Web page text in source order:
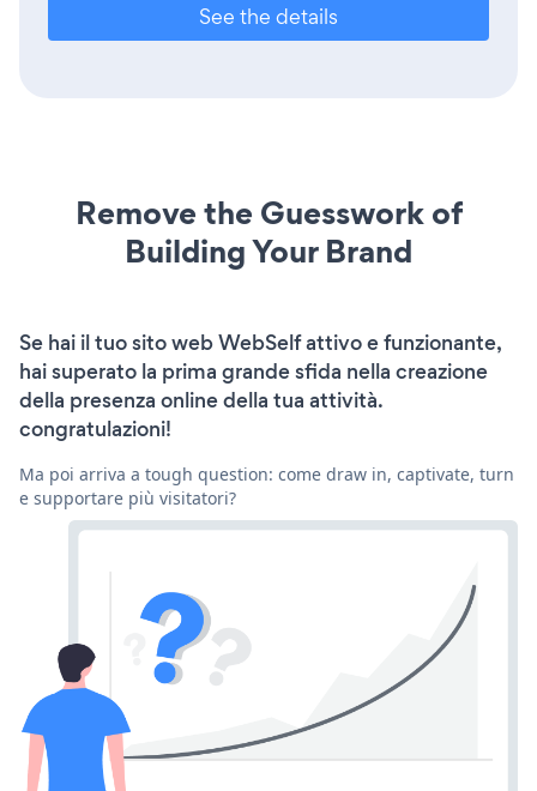
See the details
Remove the Guesswork of
Building Your Brand
Se hai il tuo sito web WebSelf attivo e funzionante,
hai superato la prima grande sfida nella creazione
della presenza online della tua attività.
congratulazioni!
Ma poi arriva a tough question: come draw in, captivate, turn
e supportare più visitatori?